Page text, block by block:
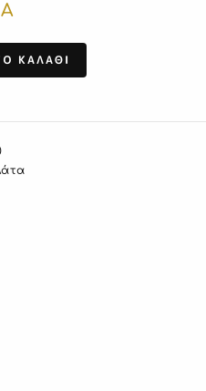
ΚΑΛΑΘΙ